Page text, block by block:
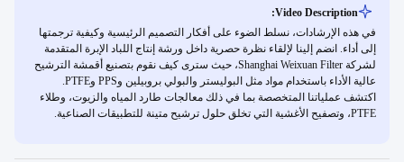
Video Description:
في هذه الإرشادات، نسلط الضوء على أفكار التصميم الرئيسية وكيفية ترجمتها
إلى أداء. انضم إلينا لإلقاء نظرة حصرية داخل ورشة إنتاج اللباد الإبرة المتقدمة
لشركة Shanghai Weixuan Filter، حيث سترى كيف نقوم بتصنيع أقمشة الترشيح
عالية الأداء باستخدام مواد مثل البوليستر والبولي بروبيلين وPPS وPTFE.
اكتشف عملياتنا المتخصصة بما في ذلك معالجات طارد المياه والزيوت، وطلاء
PTFE، وتصفيح الأغشية التي تخلق حلول ترشيح متينة للتطبيقات الصناعية.